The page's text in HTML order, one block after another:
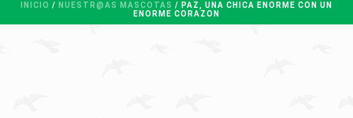
INICIO / NUESTR@AS MASCOTAS / PAZ, UNA CHICA ENORME CON UN
ENORME CORAZON